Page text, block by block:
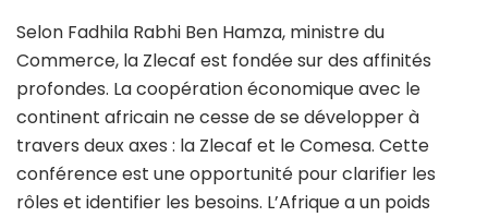
Selon Fadhila Rabhi Ben Hamza, ministre du
Commerce, la Zlecaf est fondée sur des affinités
profondes. La coopération économique avec le
continent africain ne cesse de se développer à
travers deux axes : la Zlecaf et le Comesa. Cette
conférence est une opportunité pour clarifier les
rôles et identifier les besoins. L’Afrique a un poids